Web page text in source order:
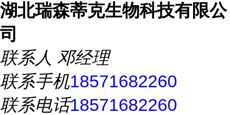
湖北瑞森蒂克生物科技有限公
司
联系人 邓经理
联系手机18571682260
联系电话18571682260